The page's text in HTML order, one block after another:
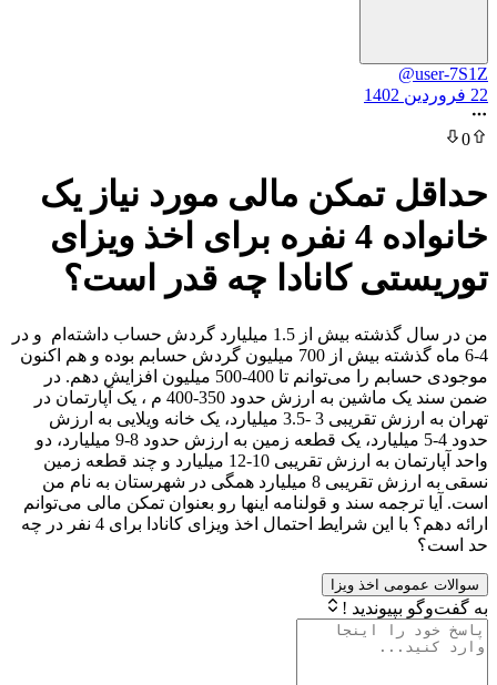
تمکن مالی مورد نیاز یک
خانواده 4 نفره برای اخذ ویزای
کانادا چه قدر است؟
من در سال گذشته بیش از 1.5 میلیارد گردش حساب داشته‌ام و در
4-6 ماه گذشته بیش از 700 میلیون گردش حسابم بوده و هم اکنون
موجودی حسابم را می‌توانم تا 400-500 میلیون افزایش دهم. در
ضمن سند یک ماشین به ارزش حدود 350-400 م ، یک آپارتمان در
تهران به ارزش تقریبی 3 -3.5 میلیارد، یک خانه ویلایی به ارزش
حدود 4-5 میلیارد، یک قطعه زمین به ارزش حدود 8-9 میلیارد، دو
واحد آپارتمان به ارزش تقریبی 10-12 میلیارد و چند قطعه زمین
نسقی به ارزش تقریبی 8 میلیارد همگی در شهرستان به نام من
سند و قولنامه اینها رو بعنوان تمکن مالی می‌توانم
ارائه دهم؟ با این شرایط احتمال اخذ ویزای کانادا برای 4 نفر در چه
اخذ ویزا
!